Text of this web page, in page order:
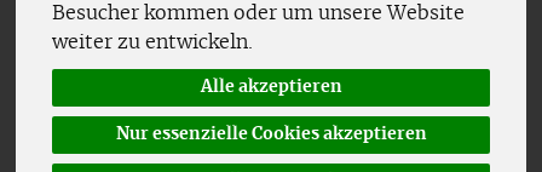
Besucher kommen oder um unsere Website
weiter zu entwickeln.
Alle akzeptieren
Nur essenzielle Cookies akzeptieren